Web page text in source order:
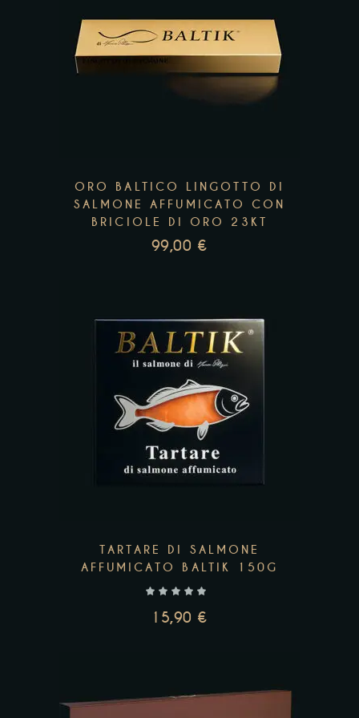
ORO BALTICO LINGOTTO DI
SALMONE AFFUMICATO CON
BRICIOLE DI ORO 23KT
99,00 €
Add to wishlist
TARTARE DI SALMONE
AFFUMICATO BALTIK 150G
15,90 €